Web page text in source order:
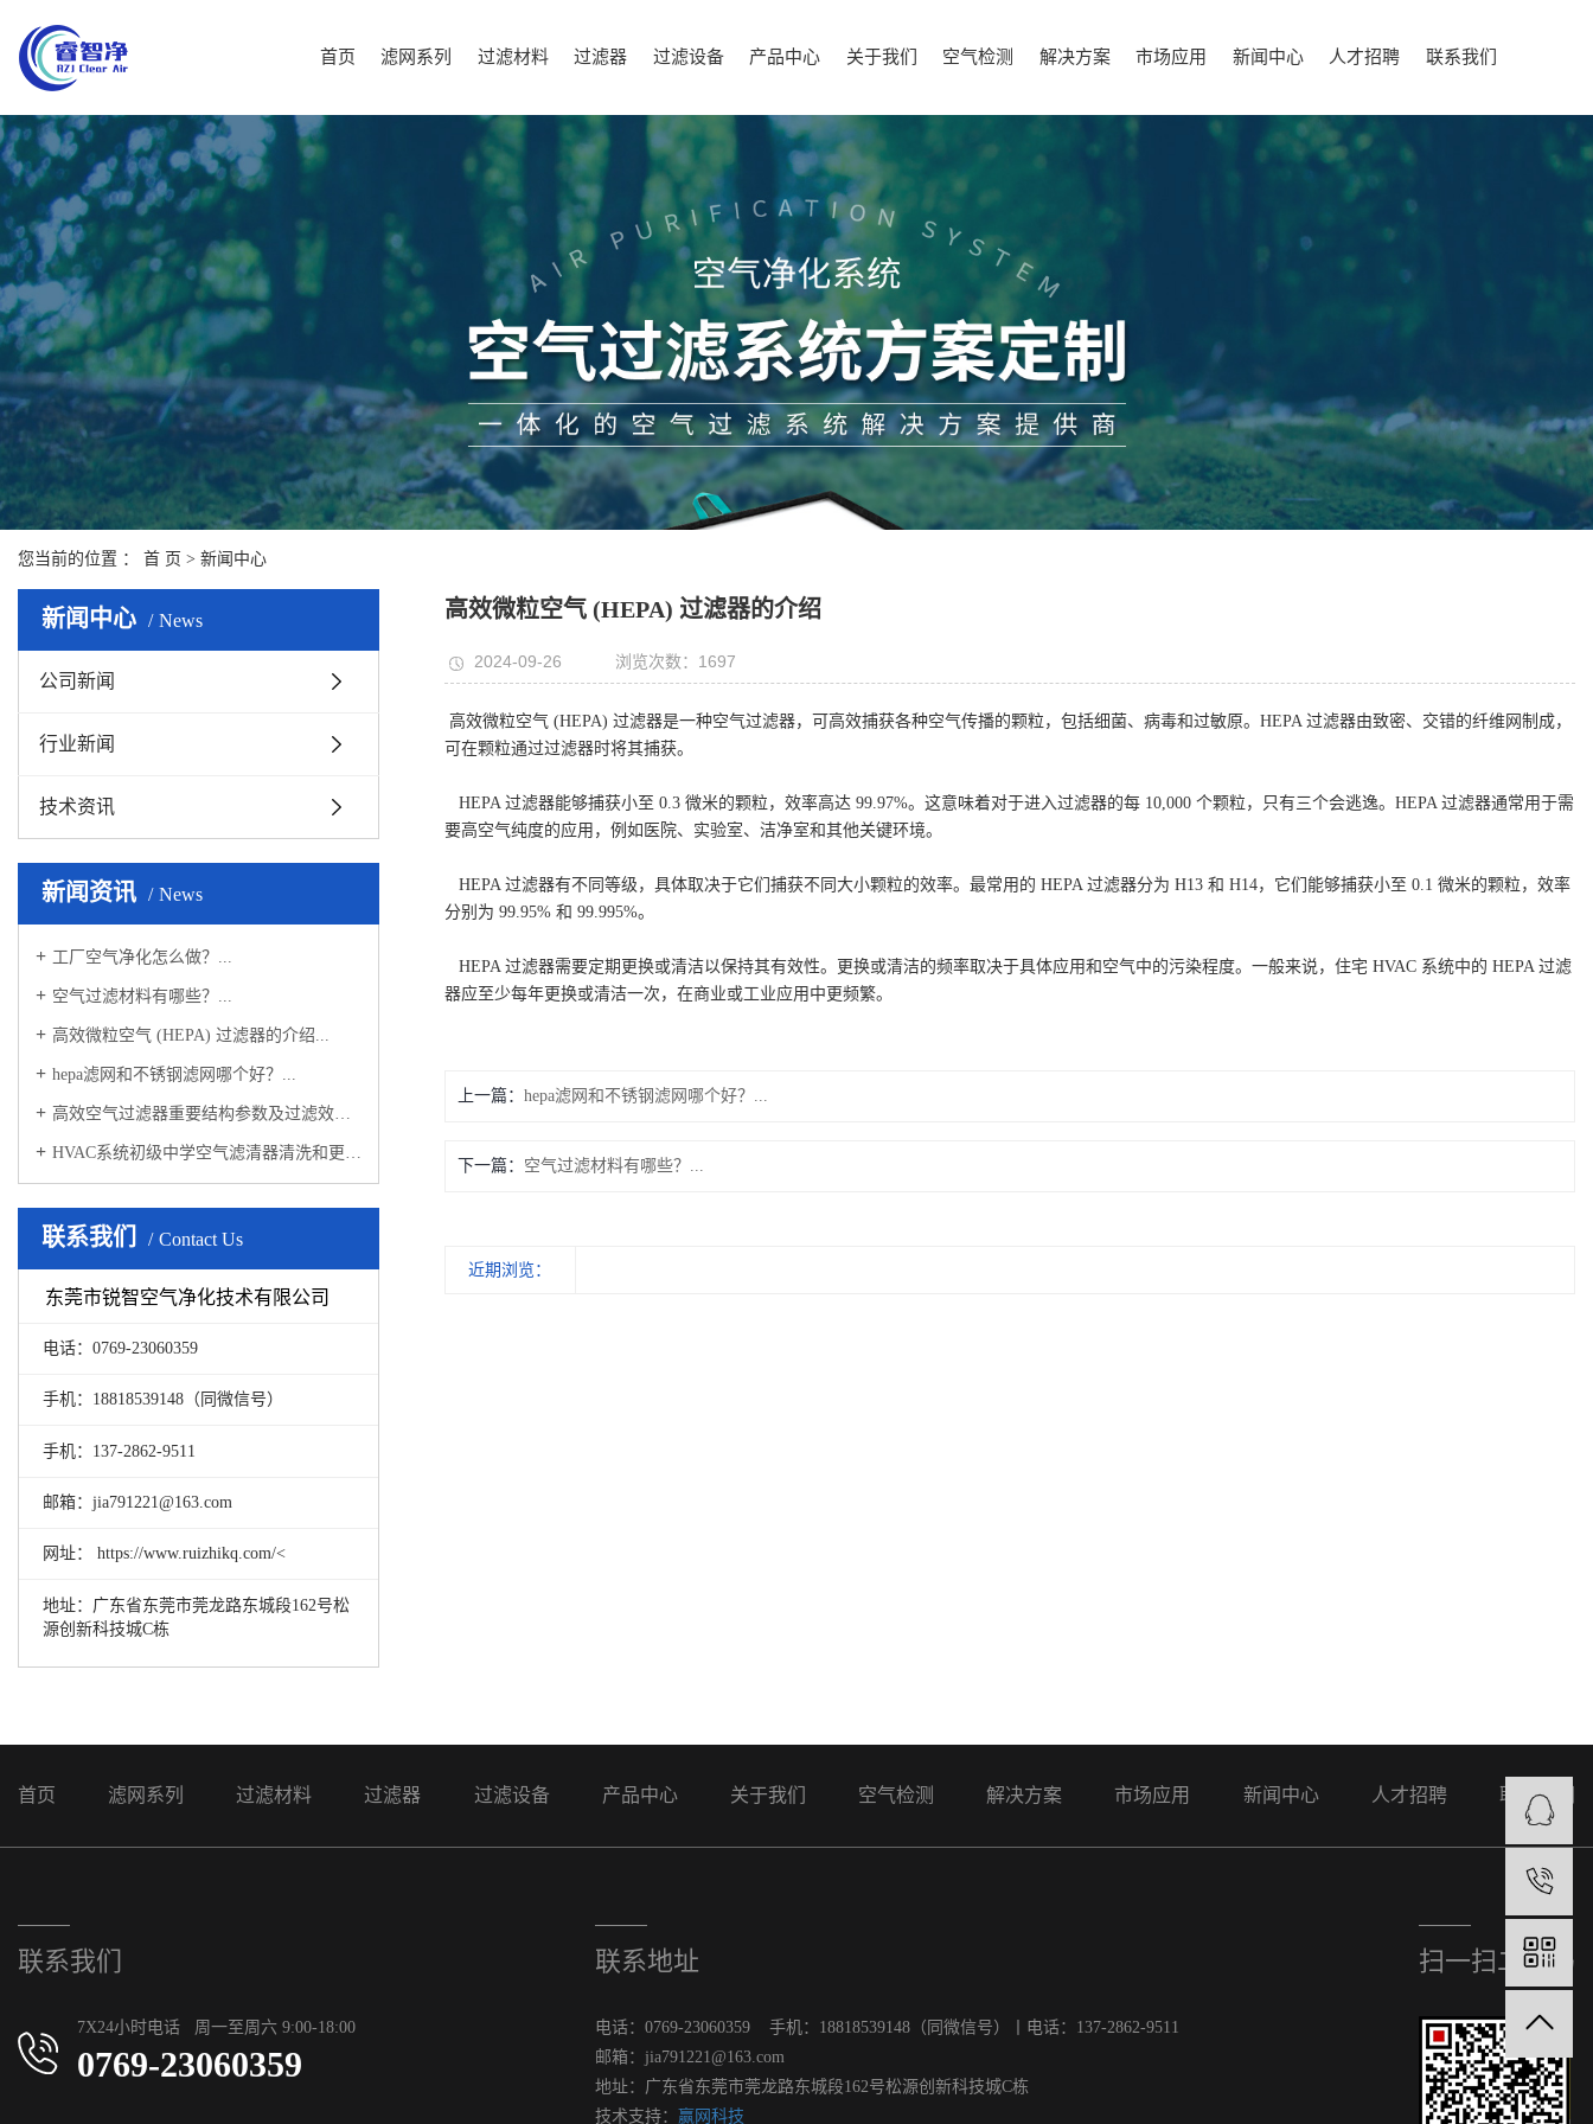
首页 滤网系列 过滤材料 过滤器 过滤设备 产品中心 关于我们 空气检测 解决方案 市场应用 新闻中心 人才招聘 联系我们
您当前的位置 ： 首 页 > 新闻中心
新闻中心 News
公司新闻
行业新闻
技术资讯
新闻资讯 News
工厂空气净化怎么做？...
空气过滤材料有哪些？...
高效微粒空气 (HEPA) 过滤器的介绍...
hepa滤网和不锈钢滤网哪个好？...
高效空气过滤器重要结构参数及过滤效率...
HVAC系统初级中学空气滤清器清洗和更换...
联系我们 Contact Us
东莞市锐智空气净化技术有限公司
电话：0769-23060359
手机：18818539148（同微信号）
手机：137-2862-9511
邮箱：jia791221@163.com
网址： https://www.ruizhikq.com/<
地址：广东省东莞市莞龙路东城段162号松
源创新科技城C栋
高效微粒空气 (HEPA) 过滤器的介绍
2024-09-26 浏览次数：1697
高效微粒空气 (HEPA) 过滤器是一种空气过滤器，可高效捕获各种空气传播的颗粒，包括细菌、病毒和过敏原。HEPA 过滤器由致密、交错的纤维网制成，
可在颗粒通过过滤器时将其捕获。
HEPA 过滤器能够捕获小至 0.3 微米的颗粒，效率高达 99.97%。这意味着对于进入过滤器的每 10,000 个颗粒，只有三个会逃逸。HEPA 过滤器通常用于需
要高空气纯度的应用，例如医院、实验室、洁净室和其他关键环境。
HEPA 过滤器有不同等级，具体取决于它们捕获不同大小颗粒的效率。最常用的 HEPA 过滤器分为 H13 和 H14，它们能够捕获小至 0.1 微米的颗粒，效率
分别为 99.95% 和 99.995%。
HEPA 过滤器需要定期更换或清洁以保持其有效性。更换或清洁的频率取决于具体应用和空气中的污染程度。一般来说，住宅 HVAC 系统中的 HEPA 过滤
器应至少每年更换或清洁一次，在商业或工业应用中更频繁。
上一篇： hepa滤网和不锈钢滤网哪个好？...
下一篇： 空气过滤材料有哪些？...
近期浏览：
首页 滤网系列 过滤材料 过滤器 过滤设备 产品中心 关于我们 空气检测 解决方案 市场应用 新闻中心 人才招聘 联系我们
联系我们
7X24小时电话 周一至周六 9:00-18:00
0769-23060359
联系地址
电话：0769-23060359 手机：18818539148（同微信号）丨电话：137-2862-9511
邮箱：jia791221@163.com
地址：广东省东莞市莞龙路东城段162号松源创新科技城C栋
技术支持： 赢网科技
扫一扫二维码